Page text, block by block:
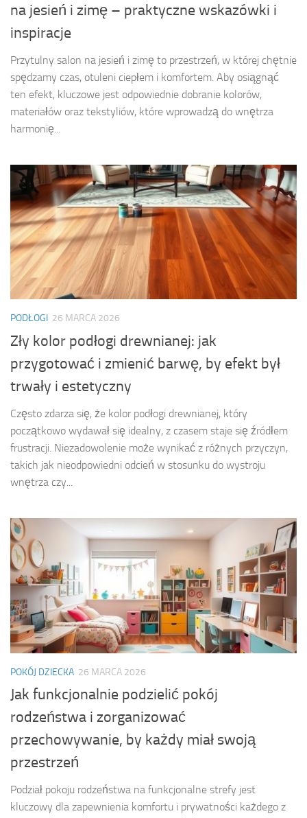
na jesień i zimę – praktyczne wskazówki i
inspiracje
Przytulny salon na jesień i zimę to przestrzeń, w której chętnie
spędzamy czas, otuleni ciepłem i komfortem. Aby osiągnąć
ten efekt, kluczowe jest odpowiednie dobranie kolorów,
materiałów oraz tekstyliów, które wprowadzą do wnętrza
harmonię...
PODŁOGI 26 MARCA 2026
Zły kolor podłogi drewnianej: jak
przygotować i zmienić barwę, by efekt był
trwały i estetyczny
Często zdarza się, że kolor podłogi drewnianej, który
początkowo wydawał się idealny, z czasem staje się źródłem
frustracji. Niezadowolenie może wynikać z różnych przyczyn,
takich jak nieodpowiedni odcień w stosunku do wystroju
wnętrza czy...
POKÓJ DZIECKA 26 MARCA 2026
Jak funkcjonalnie podzielić pokój
rodzeństwa i zorganizować
przechowywanie, by każdy miał swoją
przestrzeń
Podział pokoju rodzeństwa na funkcjonalne strefy jest
kluczowy dla zapewnienia komfortu i prywatności każdego z